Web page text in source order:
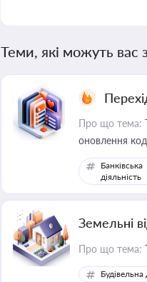
Теми, які можуть вас
Про що тема:
оновлення
Банківська
діяльність
Земельні
Про що тема:
Будівельна